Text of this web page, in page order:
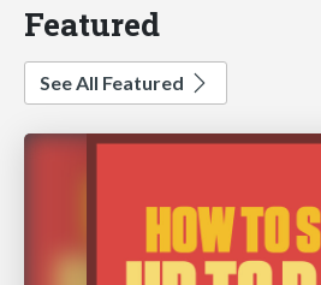
Featured
See All Featured